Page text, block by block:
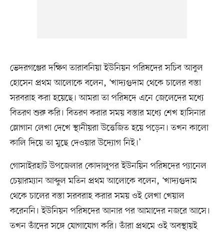
ভেদরগঞ্জের দক্ষিণ তারাবনিয়া ইউনিয়ন পরিষদের সচিব আবুল
হোসেন প্রথম আলোকে বলেন, ‘খাদ্যগুদাম থেকে চালের বস্তা
সরবরাহ করা হয়েছে। আমরা তা পরিষদে এনে জেলেদের মধ্যে
বিতরণ শুরু করি। বিতরণ করার সময় বস্তার মধ্যে শেখ হাসিনার
স্লোগান লেখা দেখে স্থানীয়রা উত্তেজিত হয়ে পড়েন। তখন কালো
কালি দিয়ে তা মুছে দেওয়ার উদ্যোগ নিই।’
গোসাইরহাট উপজেলার কোদালুপর ইউনয়িন পরিষদের প্যানেল
চেয়ারম্যান আব্দুল মতিন প্রথম আলোকে বলেন, ‘খাদ্যগুদাম
থেকে চালের বস্তা সরবরাহ করার সময় ওই লেখা খেয়াল
করেননি। ইউনিয়ন পরিষদের আনার পর আমাদের নজরে আসে।
তখন তাঁদের সঙ্গে যোগাযোগ করি। তাঁরা প্রথমে ওই অবস্থায়ই